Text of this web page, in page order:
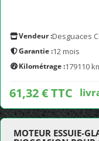
Vendeur :Desguaces
Garantie :12 mois
Kilométrage :179110
61,32 € TTC
MOTEUR ESSUIE-